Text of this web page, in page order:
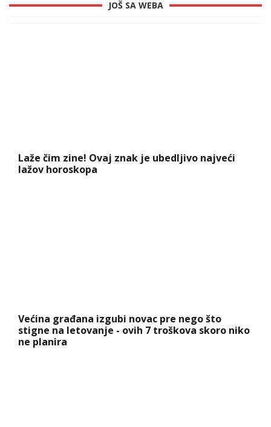
JOŠ SA WEBA
Laže čim zine! Ovaj znak je ubedljivo najveći
lažov horoskopa
Većina građana izgubi novac pre nego što
stigne na letovanje - ovih 7 troškova skoro niko
ne planira